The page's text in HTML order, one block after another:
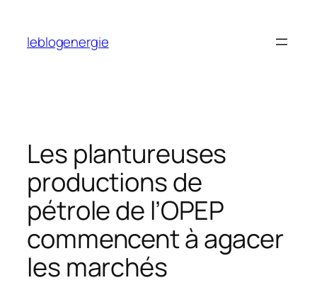
contenu
leblogenergie
Les plantureuses
productions de
pétrole de l’OPEP
commencent à agacer
les marchés